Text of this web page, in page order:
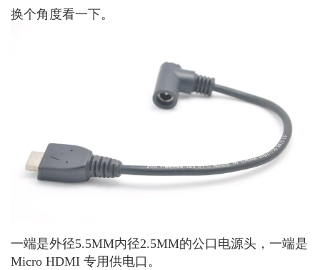
换个角度看一下。
一端是外径5.5MM内径2.5MM的公口电源头，一端是
Micro HDMI 专用供电口。